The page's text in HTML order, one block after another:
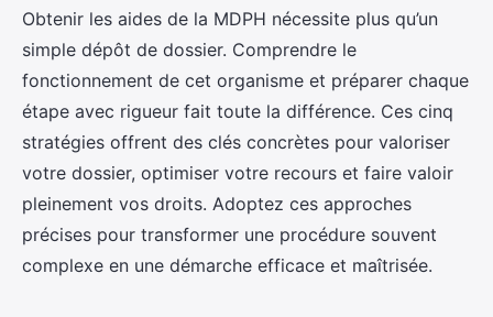
Obtenir les aides de la MDPH nécessite plus qu’un
simple dépôt de dossier. Comprendre le
fonctionnement de cet organisme et préparer chaque
étape avec rigueur fait toute la différence. Ces cinq
stratégies offrent des clés concrètes pour valoriser
votre dossier, optimiser votre recours et faire valoir
pleinement vos droits. Adoptez ces approches
précises pour transformer une procédure souvent
complexe en une démarche efficace et maîtrisée.